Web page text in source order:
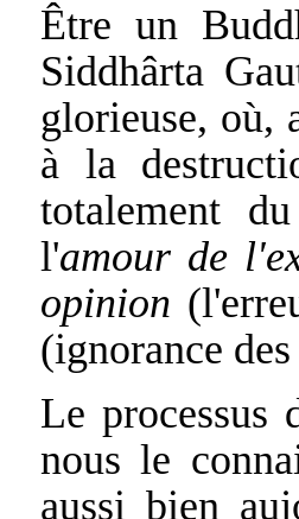
Être un
Siddhârta
glorieuse, où,
à la
totalement
l'amour de
opinion
(ignorance
Le processus
nous le
aussi bien